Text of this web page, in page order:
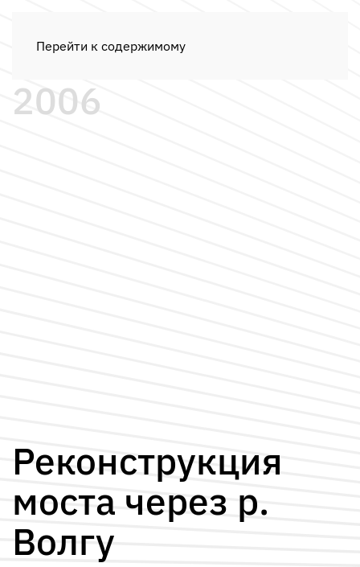
Перейти к содержимому
2006
Реконструкция
моста через р.
Волгу